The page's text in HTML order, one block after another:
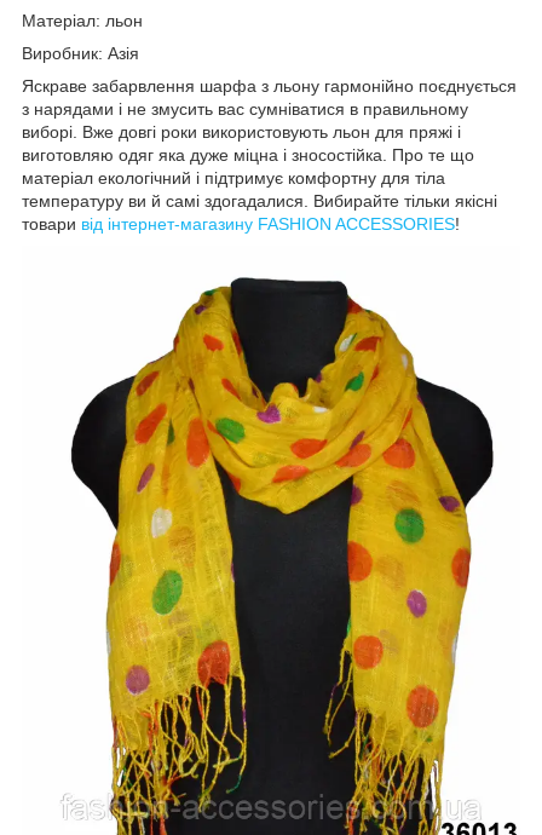
Матеріал: льон
Виробник: Азія
Яскраве забарвлення шарфа з льону гармонійно поєднується
з нарядами і не змусить вас сумніватися в правильному
виборі. Вже довгі роки використовують льон для пряжі і
виготовляю одяг яка дуже міцна і зносостійка. Про те що
матеріал екологічний і підтримує комфортну для тіла
температуру ви й самі здогадалися. Вибирайте тільки якісні
товари від інтернет-магазину FASHION ACCESSORIES!